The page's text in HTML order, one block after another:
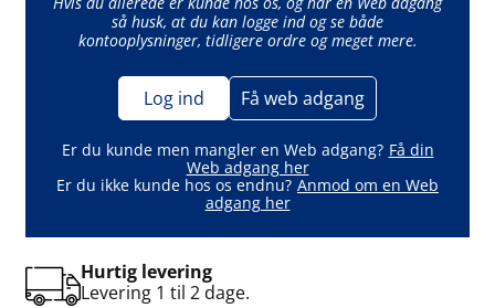
så husk, at du kan logge ind og se både
kontooplysninger, tidligere ordre og meget mere.
Log ind Få web adgang
Er du kunde men mangler en Web adgang? Få din
Web adgang her
Er du ikke kunde hos os endnu? Anmod om en Web
adgang her
Hurtig levering
Levering 1 til 2 dage.